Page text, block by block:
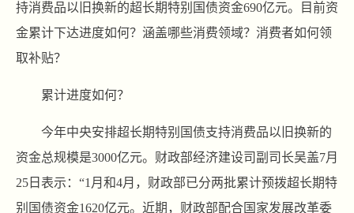
持消费品以旧换新的超长期特别国债资金690亿元。目前资
金累计下达进度如何？涵盖哪些消费领域？消费者如何领
取补贴？
累计进度如何？
今年中央安排超长期特别国债支持消费品以旧换新的
资金总规模是3000亿元。财政部经济建设司副司长吴盖7月
25日表示：“1月和4月，财政部已分两批累计预拨超长期特
别国债资金1620亿元。近期，财政部配合国家发展改革委